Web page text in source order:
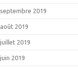
septembre 2019
août 2019
juillet 2019
juin 2019